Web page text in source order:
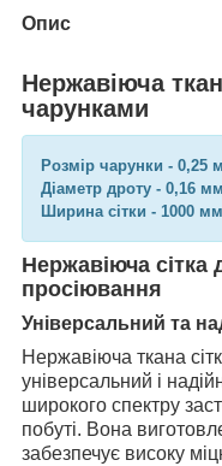
Опис
Нержавіюча
чарунками
Розмір чарунки - 0,25
Діаметр дроту - 0,16 мм
Ширина сітки - 1000 мм
Нержавіюча сітка
просіювання
Універсальний та
Нержавіюча ткана
універсальний і
широкого спектру
побуті. Вона
забезпечує високу